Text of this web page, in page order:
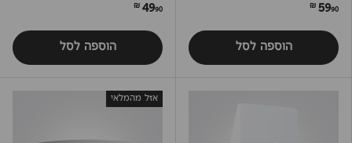
5990 ₪
הוספה לסל
4990 ₪
הוספה לסל
אזל מהמלאי